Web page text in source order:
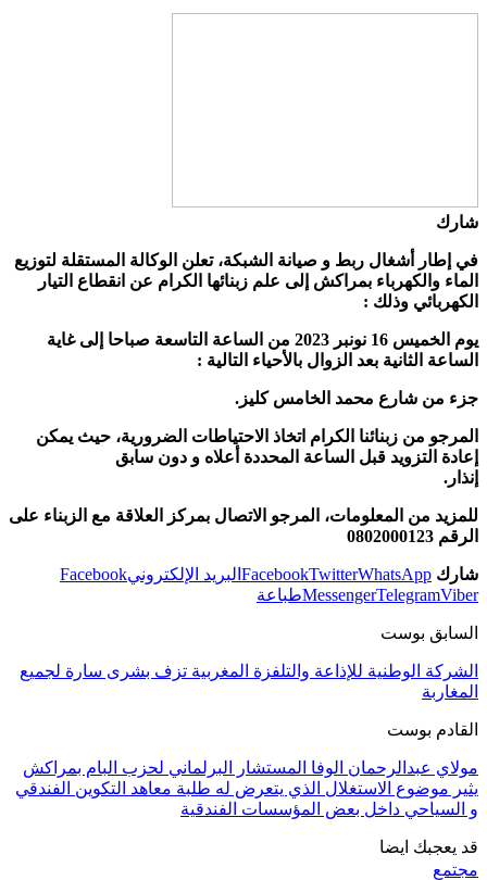
شارك
في إطار أشغال ربط و صيانة الشبكة، تعلن الوكالة المستقلة لتوزيع
الماء والكهرباء بمراكش إلى علم زبنائها الكرام عن انقطاع التيار
الكهربائي وذلك :
يوم الخميس 16 نونبر 2023 من الساعة التاسعة صباحا إلى غاية
الساعة الثانية بعد الزوال بالأحياء التالية :
جزء من شارع محمد الخامس كليز.
المرجو من زبنائنا الكرام اتخاذ الاحتياطات الضرورية، حيث يمكن
إعادة التزويد قبل الساعة المحددة أعلاه و دون سابق
إنذار.
للمزيد من المعلومات، المرجو الاتصال بمركز العلاقة مع الزبناء على
الرقم 0802000123
شارك FacebookTwitterWhatsApp البريد الإلكترونيFacebook
MessengerTelegramViber طباعة
السابق بوست
الشركة الوطنية للإذاعة والتلفزة المغربية تزف بشرى سارة لجميع
المغاربة
القادم بوست
مولاي عبدالرحمان الوفا المستشار البرلماني لحزب البام بمراكش
يثير موضوع الاستغلال الذي يتعرض له طلبة معاهد التكوين الفندقي
و السياحي داخل بعض المؤسسات الفندقية
قد يعجبك ايضا
مجتمع